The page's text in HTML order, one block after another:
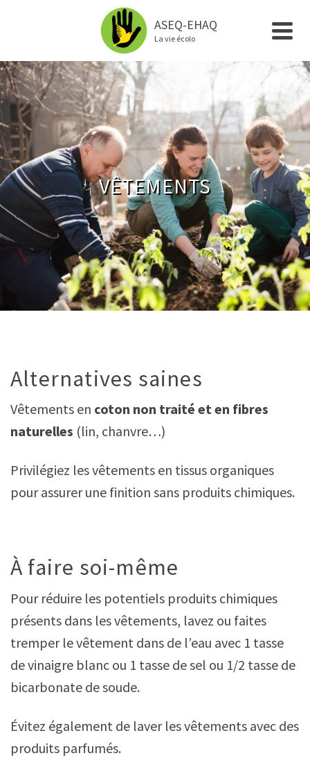
ASEQ-EHAQ
La vie écolo
VÊTEMENTS
Alternatives saines
Vêtements en coton non traité et en fibres
naturelles (lin, chanvre…)
Privilégiez les vêtements en tissus organiques
pour assurer une finition sans produits chimiques.
À faire soi-même
Pour réduire les potentiels produits chimiques
présents dans les vêtements, lavez ou faites
tremper le vêtement dans de l’eau avec 1 tasse
de vinaigre blanc ou 1 tasse de sel ou 1/2 tasse de
bicarbonate de soude.
Évitez également de laver les vêtements avec des
produits parfumés.